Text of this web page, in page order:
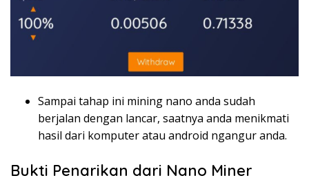
Sampai tahap ini mining nano anda sudah
berjalan dengan lancar, saatnya anda menikmati
hasil dari komputer atau android ngangur anda.
Bukti Penarikan dari Nano Miner